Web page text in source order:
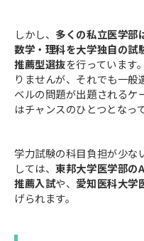
しかし、 多くの私立医学部
数学・理科を大学独自の試
推薦型選抜を行っています
りませんが、それでも一般
ベルの問題が出題されるケ
はチャンスのひとつとなっ
学力試験の科目負担が少な
しては、東邦大学医学部の
推薦入試や、 愛知医科大学
げられます。